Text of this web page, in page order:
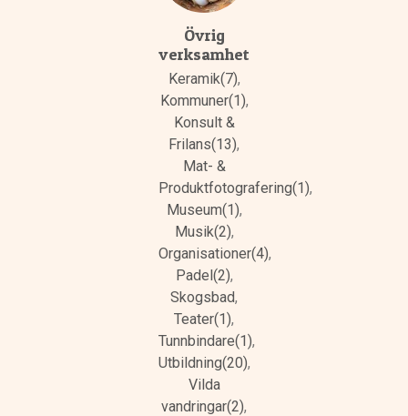
Övrig
verksamhet
Keramik(7),
Kommuner(1),
Konsult &
Frilans(13),
Mat- &
Produktfotografering(1),
Museum(1),
Musik(2),
Organisationer(4),
Padel(2),
Skogsbad,
Teater(1),
Tunnbindare(1),
Utbildning(20),
Vilda
vandringar(2),